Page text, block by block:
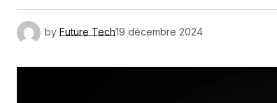
by Future Tech19 décembre 2024